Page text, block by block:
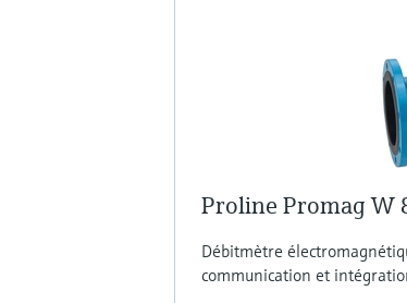
Proline Promag W
Débitmètre
communication et